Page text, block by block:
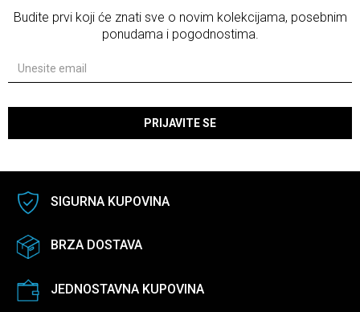
Budite prvi koji će znati sve o novim kolekcijama, posebnim
ponudama i pogodnostima.
PRIJAVITE SE
SIGURNA KUPOVINA
BRZA DOSTAVA
JEDNOSTAVNA KUPOVINA